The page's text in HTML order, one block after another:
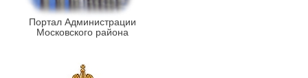
Портал Администрации
Московского района